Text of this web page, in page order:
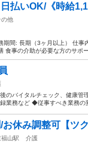
払いOK/《時給
の他
期間: 長期（3ヶ月以上） 仕
事の介助が必要な方のサポ
のバイタルチェック、健康
業務など ◆従事すべき業務
休み調整可【ツ
福山駅
介護